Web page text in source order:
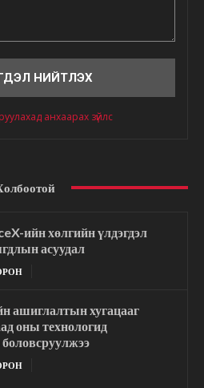
анхаарах зүйлс
ийн хөлгийн үлдэгдэл
асуудал
ашиглалтын хугацааг
оны технологид